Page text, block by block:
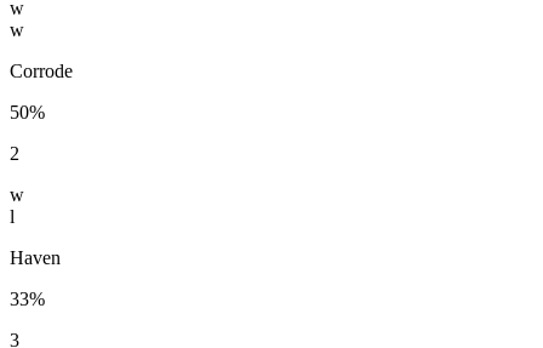
w
w
Corrode
50%
2
w
l
Haven
33%
3